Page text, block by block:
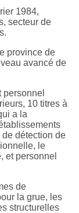
1984,
secteur de
province de
avancé de
10 titres à
a la
détection de
le
et personnel
de
la grue, les
structurelles